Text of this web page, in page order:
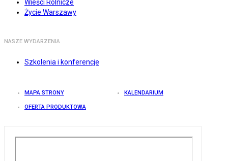
Wieści Rolnicze
Życie Warszawy
NASZE WYDARZENIA
Szkolenia i konferencje
MAPA STRONY KALENDARIUM
OFERTA PRODUKTOWA